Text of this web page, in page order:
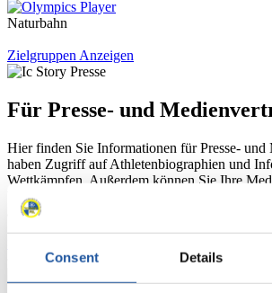
Consent Details
Naturbahn
Zielgruppen Anzeigen
Für Presse- und
Hier finden Sie Informationen für Presse- und
haben Zugriff auf Athletenbiographien und
Wettkämpfen. Außerdem können Sie Ihre
beantragen, die Grundregeln des
allgemeine Neuigkeiten einholen.